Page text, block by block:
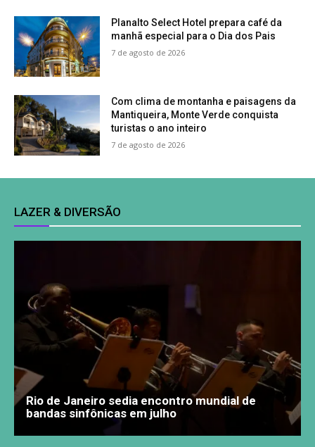
Planalto Select Hotel prepara café da
manhã especial para o Dia dos Pais
7 de agosto de 2026
Com clima de montanha e paisagens da
Mantiqueira, Monte Verde conquista
turistas o ano inteiro
7 de agosto de 2026
LAZER & DIVERSÃO
Rio de Janeiro sedia encontro mundial de
bandas sinfônicas em julho